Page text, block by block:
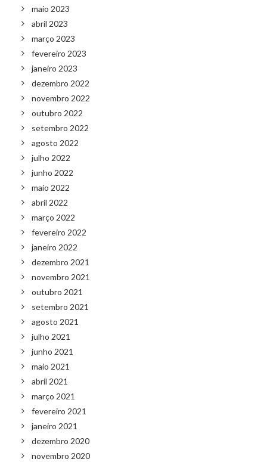
maio 2023
abril 2023
março 2023
fevereiro 2023
janeiro 2023
dezembro 2022
novembro 2022
outubro 2022
setembro 2022
agosto 2022
julho 2022
junho 2022
maio 2022
abril 2022
março 2022
fevereiro 2022
janeiro 2022
dezembro 2021
novembro 2021
outubro 2021
setembro 2021
agosto 2021
julho 2021
junho 2021
maio 2021
abril 2021
março 2021
fevereiro 2021
janeiro 2021
dezembro 2020
novembro 2020